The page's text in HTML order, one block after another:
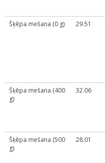
Šķēpa mešana (0 g) 29.51
Šķēpa mešana (400
g)
32.06
Šķēpa mešana (500
g)
28.01